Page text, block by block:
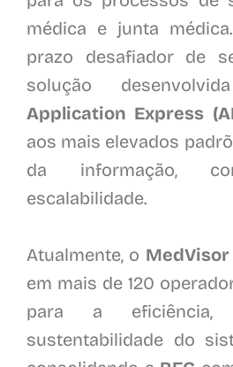
médica e junta
prazo desafiador de
solução
Application Express
aos mais elevados
da informação,
escalabilidade.
Atualmente, o MedVisor
em mais de 120
para a eficiência,
sustentabilidade do